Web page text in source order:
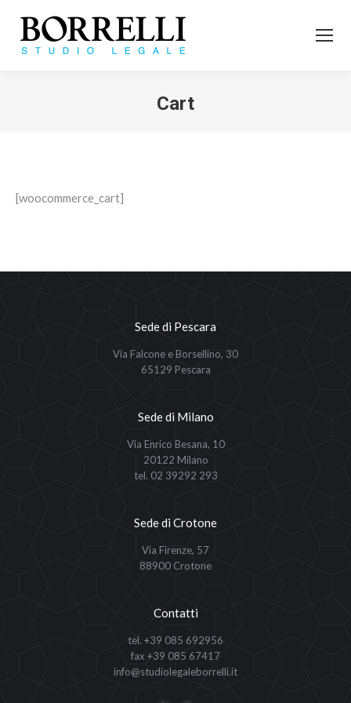
Cart
[woocommerce_cart]
Sede di Pescara
Via Falcone e Borsellino, 30
65129 Pescara
Sede di Milano
Via Enrico Besana, 10
20122 Milano
tel. 02 39292 293
Sede di Crotone
Via Firenze, 57
88900 Crotone
Contatti
tel. +39 085 692956
fax +39 085 67417
info@studiolegaleborrelli.it